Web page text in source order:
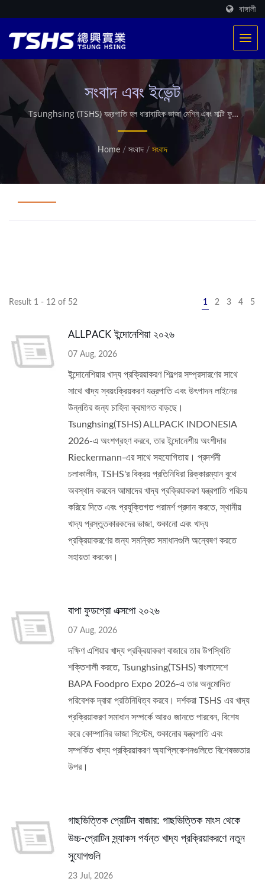
বাঙ্গালী
সংবাদ এবং ইভেন্ট
Tsunghsing (TSHS) যন্ত্রপাতি হল ধারাবাহিক ভাজা মেশিন এবং মাল্টি ফুড
ড্রায়ার সিস্টেম সরঞ্জাম পরিকল্পনার পেশাদার প্রস্তুতকারক।
Home / সংবাদ / সংবাদ
Result 1 - 12 of 52 1 2 3 4 5
ALLPACK ইন্দোনেশিয়া ২০২৬
07 Aug, 2026
ইন্দোনেশিয়ার খাদ্য প্রক্রিয়াকরণ শিল্পের সম্প্রসারণের সাথে
সাথে খাদ্য স্বয়ংক্রিয়করণ যন্ত্রপাতি এবং উৎপাদন লাইনের
উন্নতির জন্য চাহিদা ক্রমাগত বাড়ছে।
Tsunghsing(TSHS) ALLPACK INDONESIA
2026-এ অংশগ্রহণ করবে, তার ইন্দোনেশীয় অংশীদার
Rieckermann-এর সাথে সহযোগিতায়। প্রদর্শনী
চলাকালীন, TSHS'র বিক্রয় প্রতিনিধিরা রিক্কারম্যান বুথে
অবস্থান করবেন আমাদের খাদ্য প্রক্রিয়াকরণ যন্ত্রপাতি পরিচয়
করিয়ে দিতে এবং প্রযুক্তিগত পরামর্শ প্রদান করতে, স্থানীয়
খাদ্য প্রস্তুতকারকদের ভাজা, শুকানো এবং খাদ্য
প্রক্রিয়াকরণের জন্য সমন্বিত সমাধানগুলি অন্বেষণ করতে
সহায়তা করবেন।
বাপা ফুডপ্রো এক্সপো ২০২৬
07 Aug, 2026
দক্ষিণ এশিয়ার খাদ্য প্রক্রিয়াকরণ বাজারে তার উপস্থিতি
শক্তিশালী করতে, Tsunghsing(TSHS) বাংলাদেশে
BAPA Foodpro Expo 2026-এ তার অনুমোদিত
পরিবেশক দ্বারা প্রতিনিধিত্ব করবে। দর্শকরা TSHS এর খাদ্য
প্রক্রিয়াকরণ সমাধান সম্পর্কে আরও জানতে পারবেন, বিশেষ
করে কোম্পানির ভাজা সিস্টেম, শুকানোর যন্ত্রপাতি এবং
সম্পর্কিত খাদ্য প্রক্রিয়াকরণ অ্যাপ্লিকেশনগুলিতে বিশেষজ্ঞতার
উপর।
গাছভিত্তিক প্রোটিন বাজার: গাছভিত্তিক মাংস থেকে
উচ্চ-প্রোটিন স্ন্যাকস পর্যন্ত খাদ্য প্রক্রিয়াকরণে নতুন
সুযোগগুলি
23 Jul, 2026